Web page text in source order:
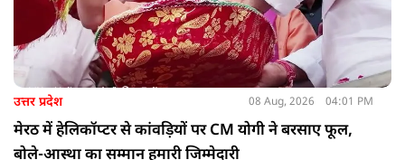
उत्तर प्रदेश 08 Aug, 2026 04:01 PM
मेरठ में हेलिकॉप्टर से कांवड़ियों पर CM योगी ने बरसाए फूल,
बोले-आस्था का सम्मान हमारी जिम्मेदारी